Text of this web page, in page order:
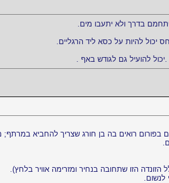
בדרך ולא יתעבו מים.
להועיל גם לגודש באף .
בפורום רואים בה בן חורג שצריך להחביא
הזו שתחובה בנחיר ומזרימה אוויר בלחץ).
לנשום.